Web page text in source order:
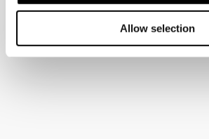
Allow selection